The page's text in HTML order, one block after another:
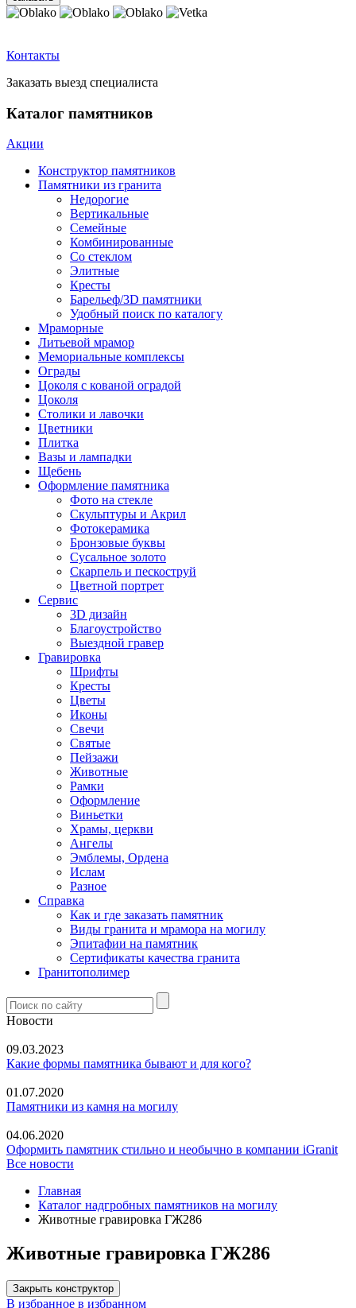
Контакты
Заказать выезд специалиста
Каталог памятников
Акции
Конструктор памятников
Памятники из гранита
Недорогие
Вертикальные
Семейные
Комбинированные
Со стеклом
Элитные
Кресты
Барельеф/3D памятники
Удобный поиск по каталогу
Мраморные
Литьевой мрамор
Мемориальные комплексы
Ограды
Цоколя с кованой оградой
Цоколя
Столики и лавочки
Цветники
Плитка
Вазы и лампадки
Щебень
Оформление памятника
Фото на стекле
Скульптуры и Акрил
Фотокерамика
Бронзовые буквы
Сусальное золото
Скарпель и пескоструй
Цветной портрет
Сервис
3D дизайн
Благоустройство
Выездной гравер
Гравировка
Шрифты
Кресты
Цветы
Иконы
Свечи
Святые
Пейзажи
Животные
Рамки
Оформление
Виньетки
Храмы, церкви
Ангелы
Эмблемы, Ордена
Ислам
Разное
Справка
Как и где заказать памятник
Виды гранита и мрамора на могилу
Эпитафии на памятник
Сертификаты качества гранита
Гранитополимер
Новости
09.03.2023
Какие формы памятника бывают и для кого?
01.07.2020
Памятники из камня на могилу
04.06.2020
Оформить памятник стильно и необычно в компании iGranit
Все новости
Главная
Каталог надгробных памятников на могилу
Животные гравировка ГЖ286
Животные гравировка ГЖ286
Закрыть конструктор
В избранное в избранном